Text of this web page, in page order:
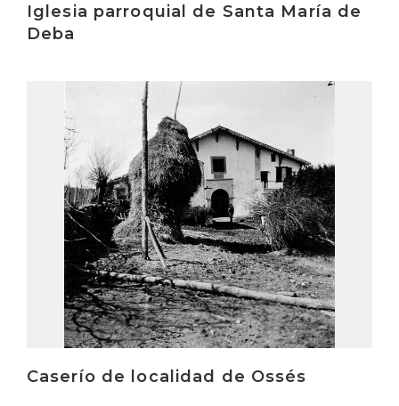
Iglesia parroquial de Santa María de
Deba
Caserío de localidad de Ossés